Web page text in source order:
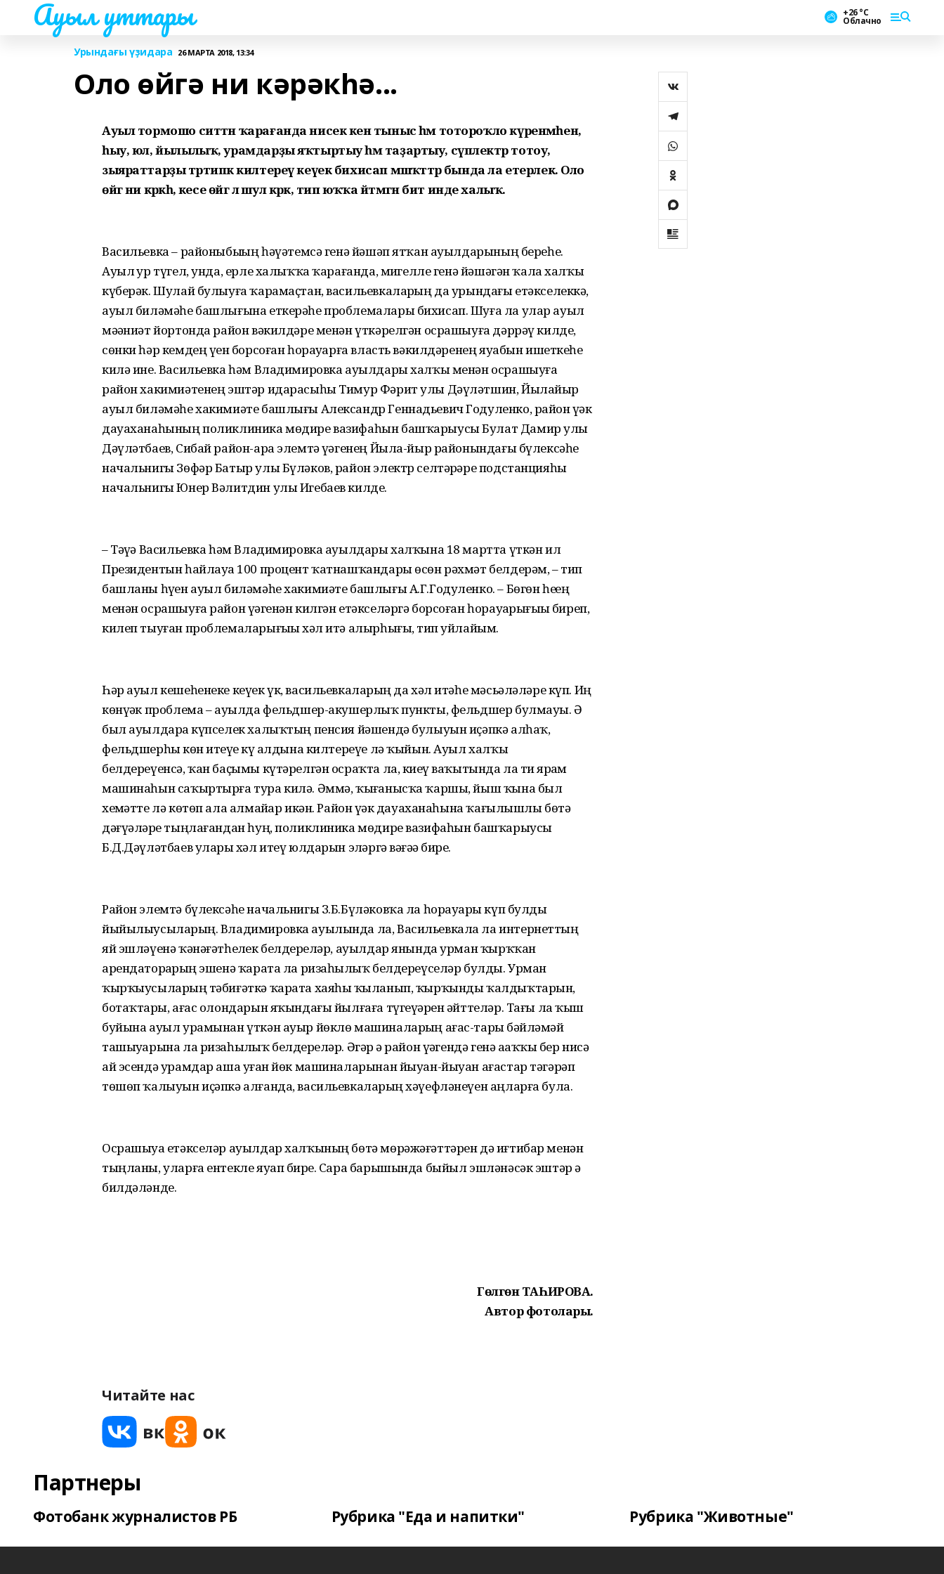
Ауыл уттары +26 °С
Облачно
Урындағы үҙидара 26 МАРТА 2018, 13:34
Оло өйгә ни кәрәкһә...
Ауыл тормошо ситтән ҡарағанда нисек кенә тыныс һәм тотороҡло күренмәһен,
һыу, юл, йылылыҡ, урамдарҙы яҡтыртыу һәм таҙартыу, сүплектәр тотоу,
зыяраттарҙы тәртипкә килтереү кеүек бихисап мәшәҡәттәр бында ла етерлек. Оло
өйгә ни кәрәкһә, кесе өйгә лә шул кәрәк, тип юҡҡа әйтмәгән бит инде халыҡ.
Васильевка – районыбыҙҙың һәүәтемсә генә йәшәп ятҡан ауылдарының береһе.
Ауыл ҙур түгел, унда, ерле халыҡҡа ҡарағанда, миҙгелле генә йәшәгән ҡала халҡы
күберәк. Шулай булыуға ҡарамаҫтан, васильевкаларҙың да урындағы етәкселеккә,
ауыл биләмәһе башлығына еткерәһе проблемалары бихисап. Шуға ла улар ауыл
мәҙәниәт йортонда район вәкилдәре менән үткәрелгән осрашыуға дәррәү килде,
сөнки һәр кемдең үҙен борсоған һорауҙарға власть вәкилдәренең яуабын ишеткеһе
килә ине. Васильевка һәм Владимировка ауылдары халҡы менән осрашыуға
район хакимиәтенең эштәр идарасыһы Тимур Фәрит улы Дәүләтшин, Йылайыр
ауыл биләмәһе хакимиәте башлығы Александр Геннадьевич Годуленко, район үҙәк
дауаханаһының поликлиника мөдире вазифаһын башҡарыусы Булат Дамир улы
Дәүләтбаев, Сибай район-ара элемтә үҙәгенең Йыла-йыр районындағы бүлексәһе
начальнигы Зөфәр Батыр улы Бүләков, район электр селтәрҙәре подстанцияһы
начальнигы Юнер Вәлитдин улы Игебаев килде.
– Тәүҙә Васильевка һәм Владимировка ауылдары халҡына 18 мартта үткән ил
Президентын һайлауҙа 100 процент ҡатнашҡандары өсөн рәхмәт белдерәм, – тип
башланы һүҙен ауыл биләмәһе хакимиәте башлығы А.Г.Годуленко. – Бөгөн һеҙҙең
менән осрашыуға район үҙәгенән килгән етәкселәргә борсоған һорауҙарығыҙҙы биреп,
килеп тыуған проблемаларығыҙҙы хәл итә алырһығыҙ, тип уйлайым.
Һәр ауыл кешеһенеке кеүек үк, васильевкаларҙың да хәл итәһе мәсьәләләре күп. Иң
көнүҙәк проблема – ауылда фельдшер-акушерлыҡ пункты, фельдшер булмауы. Ә
был ауылдарҙа күпселек халыҡтың пенсия йәшендә булыуын иҫәпкә алһаҡ,
фельдшерһыҙ көн итеүҙе күҙ алдына килтереүе лә ҡыйын. Ауыл халҡы
белдереүенсә, ҡан баҫымы күтәрелгән осраҡта ла, киҙеү ваҡытында ла тиҙ ярҙам
машинаһын саҡыртырға тура килә. Әммә, ҡыҙғанысҡа ҡаршы, йыш ҡына был
хеҙмәтте лә көтөп ала алмайҙар икән. Район үҙәк дауаханаһына ҡағылышлы бөтә
дәғүәләрҙе тыңлағандан һуң, поликлиника мөдире вазифаһын башҡарыусы
Б.Д.Дәүләтбаев уларҙы хәл итеү юлдарын эҙләргә вәғәҙә бирҙе.
Район элемтә бүлексәһе начальнигы З.Б.Бүләковҡа ла һорауҙары күп булды
йыйылыусыларҙың. Владимировка ауылында ла, Васильевкала ла интернеттың
яй эшләүенә ҡәнәғәтһеҙлек белдерҙеләр, ауылдар янында урман ҡырҡҡан
арендаторҙарҙың эшенә ҡарата ла ризаһыҙлыҡ белдереүселәр булды. Урман
ҡырҡыусыларҙың тәбиғәткә ҡарата хаяһыҙ ҡыланып, ҡырҡынды ҡалдыҡтарын,
ботаҡтарҙы, ағас олондарын яҡындағы йылғаға түгеүҙәрен әйттеләр. Тағы ла ҡыш
буйына ауыл урамынан үткән ауыр йөклө машиналарҙың ағас-тарҙы бәйләмәй
ташыуҙарына ла ризаһыҙлыҡ белдерҙеләр. Әгәр ҙә район үҙәгендә генә аҙаҡҡы бер нисә
ай эсендә урамдар аша уҙған йөк машиналарынан йыуан-йыуан ағастар тәгәрәп
төшөп ҡалыуын иҫәпкә алғанда, васильевкаларҙың хәүефләнеүен аңларға була.
Осрашыуҙа етәкселәр ауылдар халҡының бөтә мөрәжәғәттәрен дә иғтибар менән
тыңланы, уларға ентекле яуап бирҙе. Сара барышында быйыл эшләнәсәк эштәр ҙә
билдәләнде.
Гөлгөнә ТАҺИРОВА.
Автор фотолары.
Читайте нас
Партнеры
Фотобанк журналистов РБ Рубрика "Еда и напитки" Рубрика "Животные"